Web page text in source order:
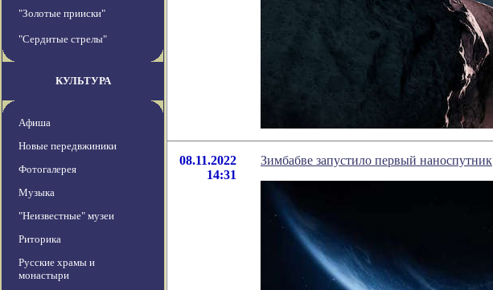
"Золотые прииски"
"Сердитые стрелы"
КУЛЬТУРА
Афиша
Новые передвжиники
Фотогалерея
Музыка
"Неизвестные" музеи
Риторика
Русские храмы и
монастыри
08.11.2022
14:31
Зимбабве запустило первый наноспутник